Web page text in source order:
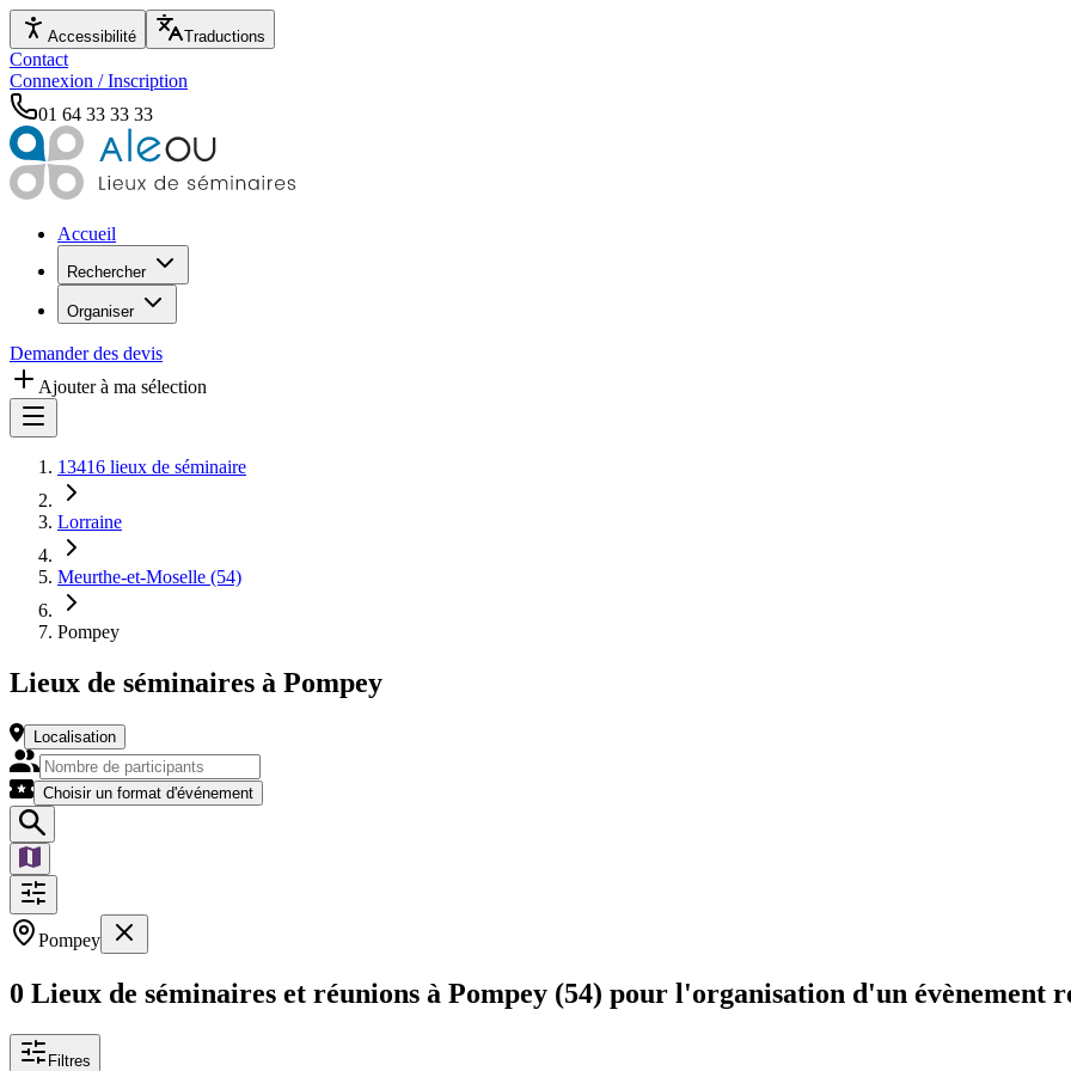
Accessibilité Traductions
Contact
Connexion / Inscription
01 64 33 33 33
Accueil
Rechercher
Organiser
Demander des devis
Ajouter à ma sélection
13416 lieux de séminaire
Lorraine
Meurthe-et-Moselle (54)
Pompey
Lieux de séminaires à Pompey
Localisation
Choisir un format d'événement
Pompey
0 Lieux de séminaires et réunions à Pompey (54) pour l'organisation d'un évènement
Filtres